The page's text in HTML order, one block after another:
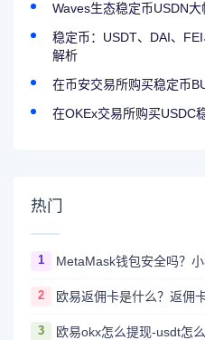
Waves生态稳定币USDN
稳定币：USDT、DAI、
解析
在币安交易所购买稳定币
在OKEx交易所购买USDC
热门
1 MetaMask钱包安全吗？小
2 欧易返佣卡是什么？返佣
3 欧易okx怎么提现-usdt怎